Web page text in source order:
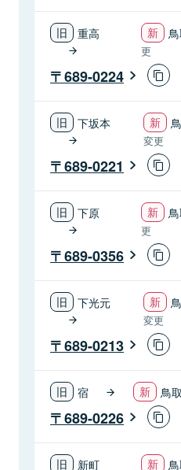
重高
更
689-0224
下坂本
変更
689-0221
下原
更
689-0356
下光元
変更
689-0213
宿 鳥
689-0226
新町